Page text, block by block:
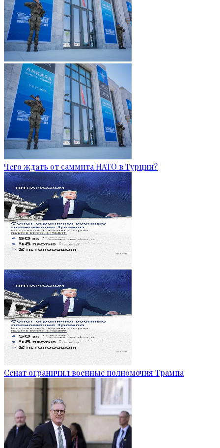
Чего ждать от саммита НАТО в Турции?
Сенат ограничил военные полномочия Трампа